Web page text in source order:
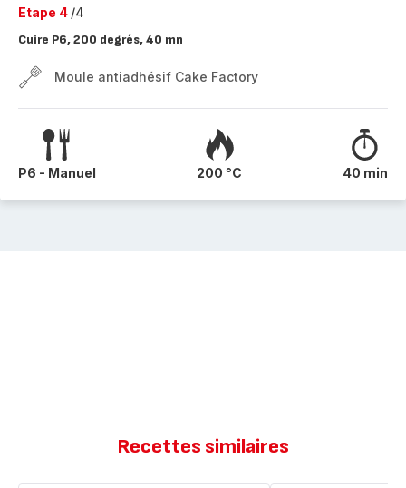
Etape 4 /4
Cuire P6, 200 degrés, 40 mn
Moule antiadhésif Cake Factory
P6 - Manuel 200 °C 40 min
Recettes similaires